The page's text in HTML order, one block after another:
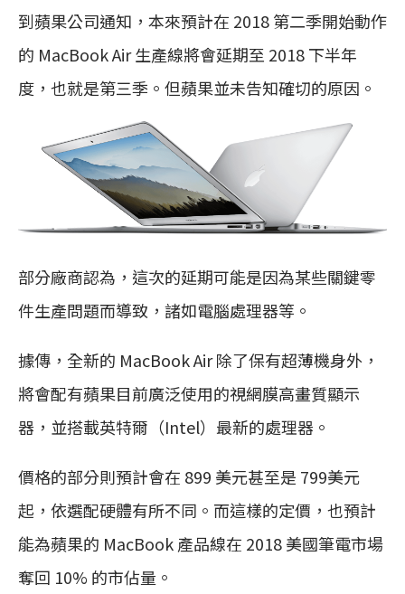
到蘋果公司通知，本來預計在 2018 第二季開始動作
的 MacBook Air 生產線將會延期至 2018 下半年
度，也就是第三季。但蘋果並未告知確切的原因。
部分廠商認為，這次的延期可能是因為某些關鍵零
件生產問題而導致，諸如電腦處理器等。
據傳，全新的 MacBook Air 除了保有超薄機身外，
將會配有蘋果目前廣泛使用的視網膜高畫質顯示
器，並搭載英特爾（Intel）最新的處理器。
價格的部分則預計會在 899 美元甚至是 799美元
起，依選配硬體有所不同。而這樣的定價，也預計
能為蘋果的 MacBook 產品線在 2018 美國筆電市場
奪回 10% 的市佔量。